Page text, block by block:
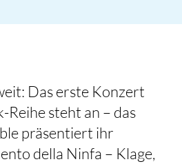
Das erste Konzert
Reihe steht an – das
präsentiert ihr
della Ninfa – Klage,